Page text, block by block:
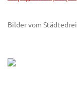
Bilder vom